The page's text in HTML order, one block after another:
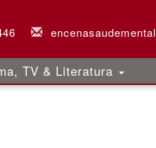
TV & Literatura